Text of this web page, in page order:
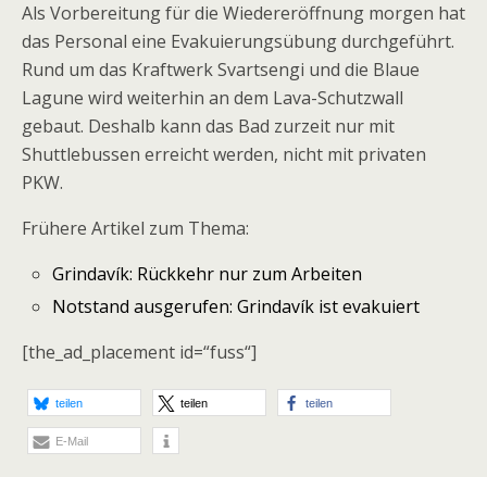
Als Vorbereitung für die Wiedereröffnung morgen hat
das Personal eine Evakuierungsübung durchgeführt.
Rund um das Kraftwerk Svartsengi und die Blaue
Lagune wird weiterhin an dem Lava-Schutzwall
gebaut. Deshalb kann das Bad zurzeit nur mit
Shuttlebussen erreicht werden, nicht mit privaten
PKW.
Frühere Artikel zum Thema:
Grindavík: Rückkehr nur zum Arbeiten
Notstand ausgerufen: Grindavík ist evakuiert
[the_ad_placement id=“fuss“]
teilen teilen teilen
E-Mail